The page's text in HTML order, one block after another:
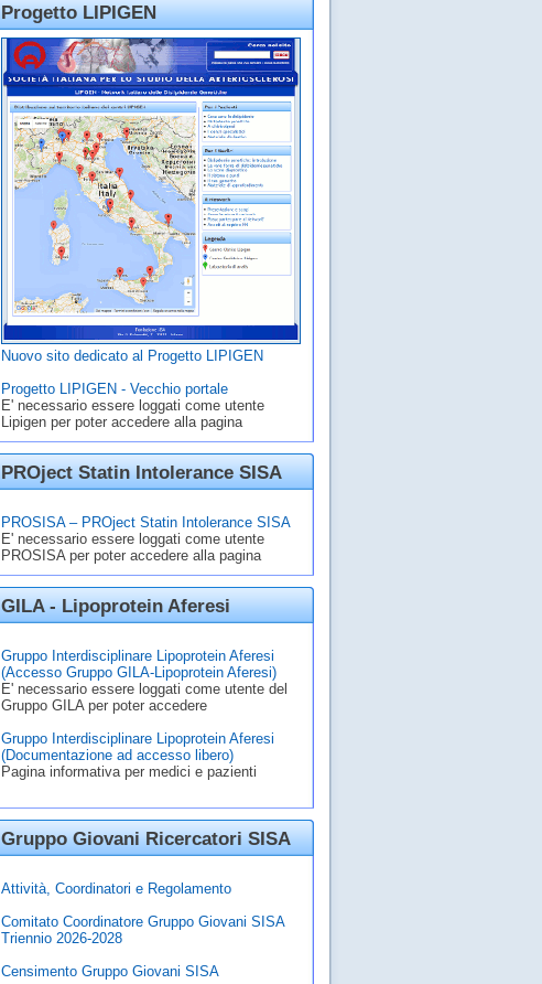
Progetto LIPIGEN
Nuovo sito dedicato al Progetto LIPIGEN
Progetto LIPIGEN - Vecchio portale
E' necessario essere loggati come utente
Lipigen per poter accedere alla pagina
PROject Statin Intolerance SISA
PROSISA – PROject Statin Intolerance SISA
E' necessario essere loggati come utente
PROSISA per poter accedere alla pagina
GILA - Lipoprotein Aferesi
Gruppo Interdisciplinare Lipoprotein Aferesi
(Accesso Gruppo GILA-Lipoprotein Aferesi)
E' necessario essere loggati come utente del
Gruppo GILA per poter accedere
Gruppo Interdisciplinare Lipoprotein Aferesi
(Documentazione ad accesso libero)
Pagina informativa per medici e pazienti
Gruppo Giovani Ricercatori SISA
Attività, Coordinatori e Regolamento
Comitato Coordinatore Gruppo Giovani SISA
Triennio 2026-2028
Censimento Gruppo Giovani SISA